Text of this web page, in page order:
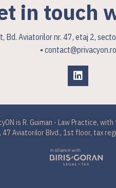
in touch
Bd. Aviatorilor nr. 47, etaj 2,
• contact@privacyon.ro
is R. Guiman - Law Practice,
47 Aviatorilor Blvd., 1st floor, tax